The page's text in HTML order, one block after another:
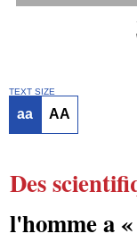
TEXT SIZE
aa AA
Des
l'homme a «